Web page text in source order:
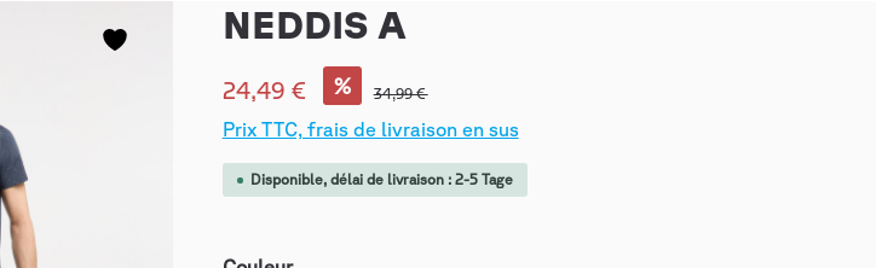
NEDDIS A
24,49 € % 34,99 €
Prix TTC, frais de livraison en sus
Disponible, délai de livraison : 2-5 Tage